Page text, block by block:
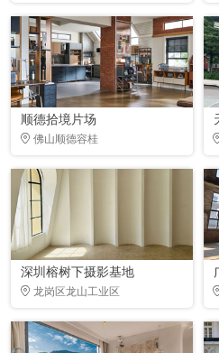
顺德拾境片场
佛山顺德容桂
深圳榕树下摄影基地
龙岗区龙山工业区